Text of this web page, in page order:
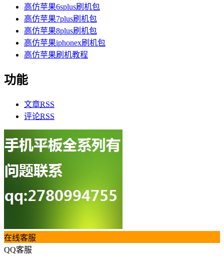
高仿苹果6splus刷机包
高仿苹果7plus刷机包
高仿苹果8plus刷机包
高仿苹果iphonex刷机包
高仿苹果刷机教程
功能
文章RSS
评论RSS
在线客服
QQ客服